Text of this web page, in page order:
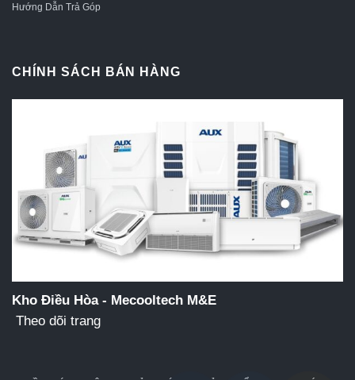
Hướng Dẫn Trả Góp
CHÍNH SÁCH BÁN HÀNG
Kho Điều Hòa - Mecooltech M&E
Theo dõi trang